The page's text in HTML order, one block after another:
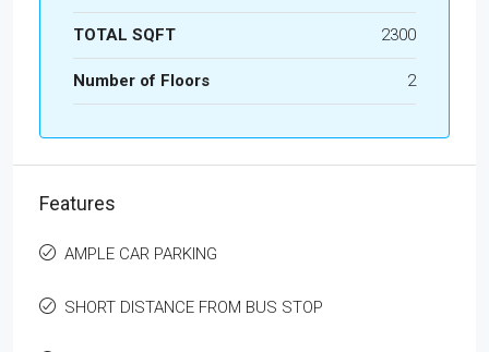
TOTAL SQFT 2300
Number of Floors 2
Features
AMPLE CAR PARKING
SHORT DISTANCE FROM BUS STOP